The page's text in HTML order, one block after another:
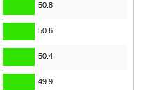
50.8
50.6
50.4
49.9